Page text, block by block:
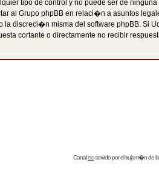
tipo de control y no puede ser de
al Grupo phpBB en relaci�n a asuntos
la discreci�n misma del software phpBB. Si
cortante o directamente no recibir
Canalrssservido por eltrujam�nde